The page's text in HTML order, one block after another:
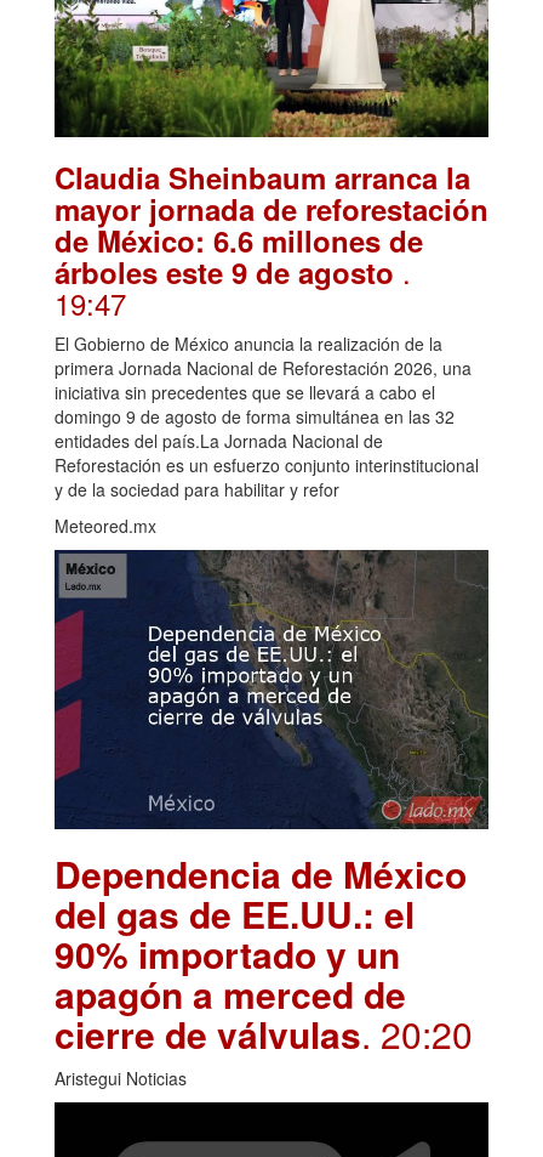
Claudia Sheinbaum arranca la
mayor jornada de reforestación
de México: 6.6 millones de
árboles este 9 de agosto .
19:47
El Gobierno de México anuncia la realización de la
primera Jornada Nacional de Reforestación 2026, una
iniciativa sin precedentes que se llevará a cabo el
domingo 9 de agosto de forma simultánea en las 32
entidades del país.La Jornada Nacional de
Reforestación es un esfuerzo conjunto interinstitucional
y de la sociedad para habilitar y refor
Meteored.mx
Dependencia de México
del gas de EE.UU.: el
90% importado y un
apagón a merced de
cierre de válvulas. 20:20
Aristegui Noticias